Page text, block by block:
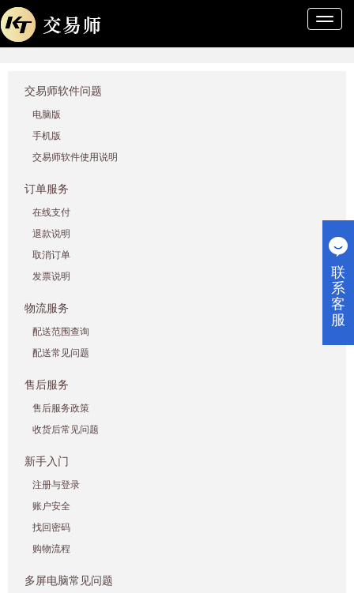
导
交易师软件问题
电脑版
手机版
交易师软件使用说明
订单服务
在线支付
退款说明
取消订单
发票说明
物流服务
配送范围查询
配送常见问题
售后服务
售后服务政策
收货后常见问题
新手入门
注册与登录
账户安全
找回密码
购物流程
多屏电脑常见问题
联
系
客
服